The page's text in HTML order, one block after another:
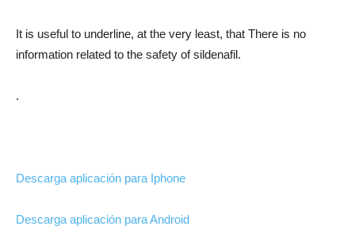
It is useful to underline, at the very least, that There is no
information related to the safety of sildenafil.
.
Descarga aplicación para Iphone
Descarga aplicación para Android